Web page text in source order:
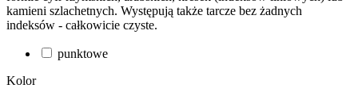
kamieni szlachetnych. Występują także tarcze bez żadnych
indeksów - całkowicie czyste.
punktowe
Kolor